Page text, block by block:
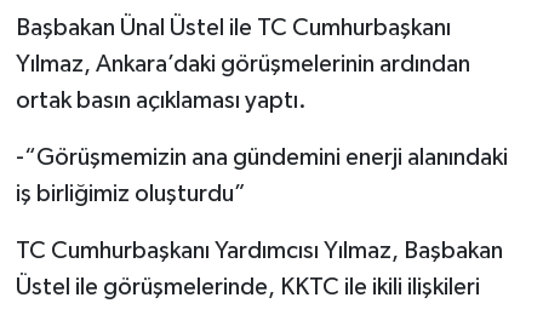
Başbakan Ünal Üstel ile TC Cumhurbaşkanı
Yılmaz, Ankara’daki görüşmelerinin ardından
ortak basın açıklaması yaptı.
-“Görüşmemizin ana gündemini enerji alanındaki
iş birliğimiz oluşturdu”
TC Cumhurbaşkanı Yardımcısı Yılmaz, Başbakan
Üstel ile görüşmelerinde, KKTC ile ikili ilişkileri